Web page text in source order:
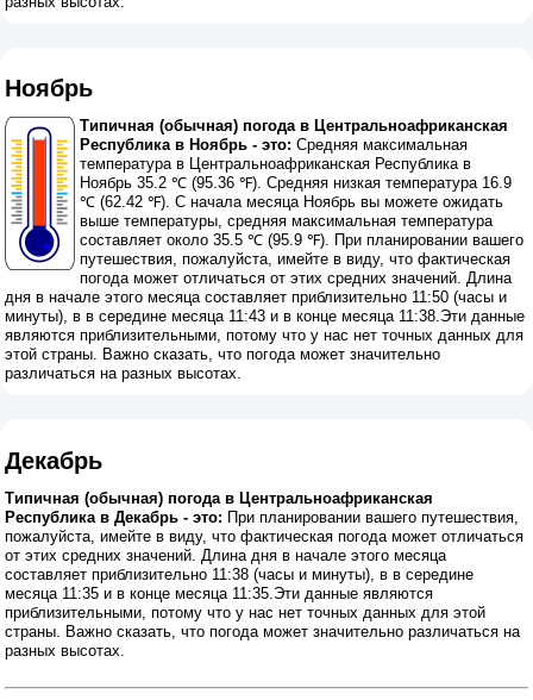
Ноябрь
Типичная (обычная) погода в Центральноафриканская
Республика в Ноябрь - это: Средняя максимальная
температура в Центральноафриканская Республика в
Ноябрь 35.2 ℃ (95.36 ℉). Средняя низкая температура 16.9
℃ (62.42 ℉). С начала месяца Ноябрь вы можете ожидать
выше температуры, средняя максимальная температура
составляет около 35.5 ℃ (95.9 ℉). При планировании вашего
путешествия, пожалуйста, имейте в виду, что фактическая
погода может отличаться от этих средних значений. Длина
дня в начале этого месяца составляет приблизительно 11:50 (часы и
минуты), в в середине месяца 11:43 и в конце месяца 11:38.Эти данные
являются приблизительными, потому что у нас нет точных данных для
этой страны. Важно сказать, что погода может значительно
различаться на разных высотах.
Декабрь
Типичная (обычная) погода в Центральноафриканская
Республика в Декабрь - это: При планировании вашего путешествия,
пожалуйста, имейте в виду, что фактическая погода может отличаться
от этих средних значений. Длина дня в начале этого месяца
составляет приблизительно 11:38 (часы и минуты), в в середине
месяца 11:35 и в конце месяца 11:35.Эти данные являются
приблизительными, потому что у нас нет точных данных для этой
страны. Важно сказать, что погода может значительно различаться на
разных высотах.